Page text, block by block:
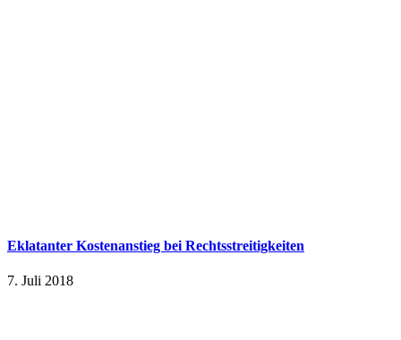
Eklatanter Kostenanstieg bei Rechtsstreitigkeiten
7. Juli 2018